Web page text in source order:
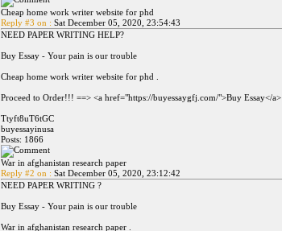
Cheap home work writer website for phd
Reply #3 on : Sat December 05, 2020, 23:54:43
NEED PAPER WRITING HELP?
Buy Essay - Your pain is our trouble
Cheap home work writer website for phd .
Proceed to Order!!! ==> <a href="https://buyessaygfj.com/">Buy Essay</a>
Ttyft8uT6tGC
buyessayinusa
Posts: 1866
War in afghanistan research paper
Reply #2 on : Sat December 05, 2020, 23:12:42
NEED PAPER WRITING ?
Buy Essay - Your pain is our trouble
War in afghanistan research paper .